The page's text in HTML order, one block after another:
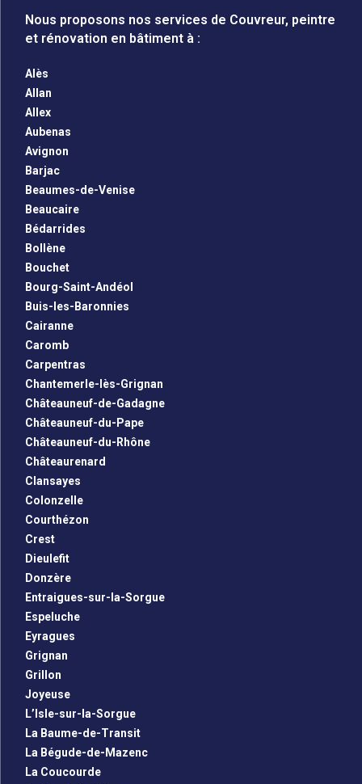
Nous proposons nos services de Couvreur, peintre
et rénovation en bâtiment à :
Alès
Allan
Allex
Aubenas
Avignon
Barjac
Beaumes-de-Venise
Beaucaire
Bédarrides
Bollène
Bouchet
Bourg-Saint-Andéol
Buis-les-Baronnies
Cairanne
Caromb
Carpentras
Chantemerle-lès-Grignan
Châteauneuf-de-Gadagne
Châteauneuf-du-Pape
Châteauneuf-du-Rhône
Châteaurenard
Clansayes
Colonzelle
Courthézon
Crest
Dieulefit
Donzère
Entraigues-sur-la-Sorgue
Espeluche
Eyragues
Grignan
Grillon
Joyeuse
L’Isle-sur-la-Sorgue
La Baume-de-Transit
La Bégude-de-Mazenc
La Coucourde